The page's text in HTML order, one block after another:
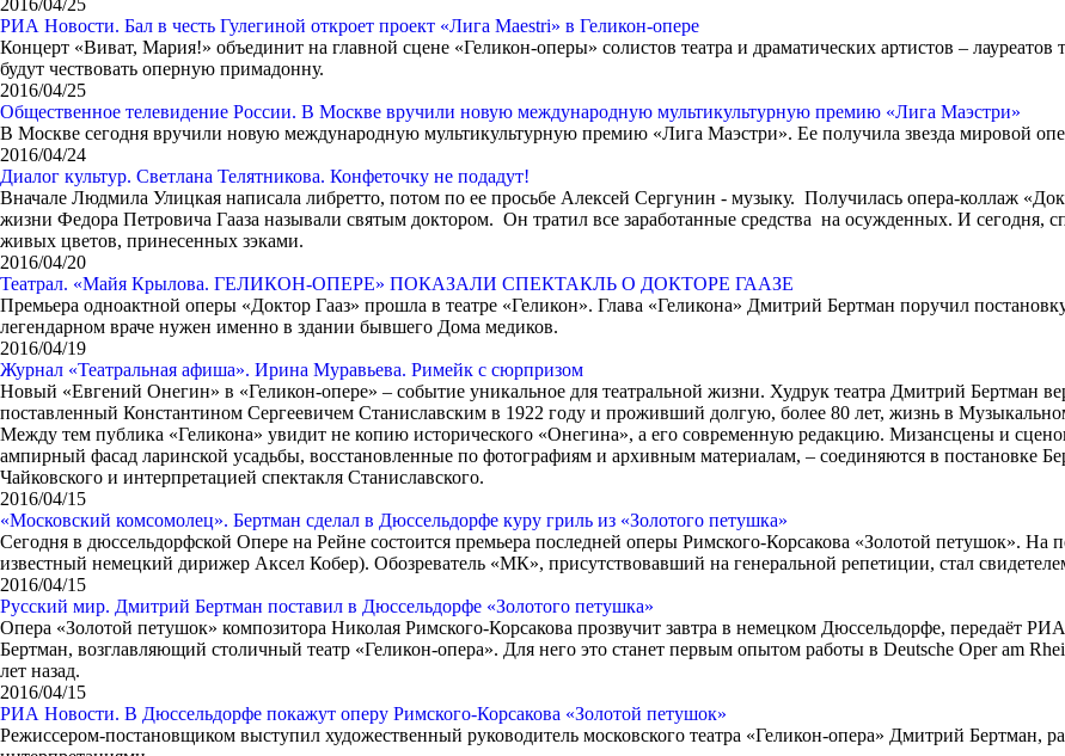
2016/04/25
РИА Новости. Бал в честь Гулегиной откроет проект «Лига Maestri» в Геликон-опере
Концерт «Виват, Мария!» объединит на главной сцене «Геликон-оперы» солистов театра и драматических артистов –
будут чествовать оперную примадонну.
2016/04/25
Общественное телевидение России. В Москве вручили новую международную мультикультурную премию «Лига Маэстри»
В Москве сегодня вручили новую международную мультикультурную премию «Лига Маэстри». Ее получила звезда мировой
2016/04/24
Диалог культур. Светлана Телятникова. Конфеточку не подадут!
Вначале Людмила Улицкая написала либретто, потом по ее просьбе Алексей Сергунин - музыку. Получилась опера-коллаж
жизни Федора Петровича Гааза называли святым доктором. Он тратил все заработанные средства на осужденных. И сегодня,
живых цветов, принесенных зэками.
2016/04/20
Театрал. «Майя Крылова. ГЕЛИКОН-ОПЕРЕ» ПОКАЗАЛИ СПЕКТАКЛЬ О ДОКТОРЕ ГААЗЕ
Премьера одноактной оперы «Доктор Гааз» прошла в театре «Геликон». Глава «Геликона» Дмитрий Бертман поручил
легендарном враче нужен именно в здании бывшего Дома медиков.
2016/04/19
Журнал «Театральная афиша». Ирина Муравьева. Римейк с сюрпризом
Новый «Евгений Онегин» в «Геликон-­опере» – событие уникальное для театральной жизни. Худ­рук театра Дмитрий Бертман
поставленный Константином Сергеевичем Станиславским в 1922 году и проживший долгую, более 80 лет, жизнь в
Между тем публика «Геликона» увидит не копию исторического «Онегина», а его современную редакцию. Мизансцены и
ампирный фасад ларинской усадьбы, восстановленные по фотографиям и архивным материалам, – соединяются в постановке
Чайковского и интерпретацией спектакля Станиславского.
2016/04/15
«Московский комсомолец». Бертман сделал в Дюссельдорфе куру гриль из «Золотого петушка»
Сегодня в дюссельдорфской Опере на Рейне состоится премьера последней оперы Римского-Корсакова «Золотой петушок».
известный немецкий дирижер Аксел Кобер). Обозреватель «МК», присутствовавший на генеральной репетиции, стал
2016/04/15
Русский мир. Дмитрий Бертман поставил в Дюссельдорфе «Золотого петушка»
Опера «Золотой петушок» композитора Николая Римского-Корсакова прозвучит завтра в немецком Дюссельдорфе, передаёт
Бертман, возглавляющий столичный театр «Геликон-опера». Для него это станет первым опытом работы в Deutsche Oper am
лет назад.
2016/04/15
РИА Новости. В Дюссельдорфе покажут оперу Римского-Корсакова «Золотой петушок»
Режиссером-постановщиком выступил художественный руководитель московского театра «Геликон-опера» Дмитрий Бертман,